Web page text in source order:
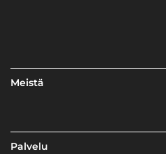
Meistä
Palvelu